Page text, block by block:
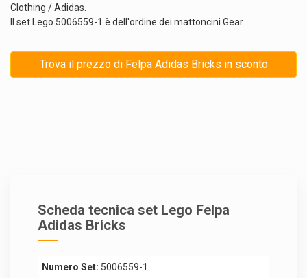
Clothing / Adidas.
Il set Lego 5006559-1 è dell'ordine dei mattoncini Gear.
Trova il prezzo di Felpa Adidas Bricks in sconto
Scheda tecnica set Lego Felpa
Adidas Bricks
Numero Set: 5006559-1